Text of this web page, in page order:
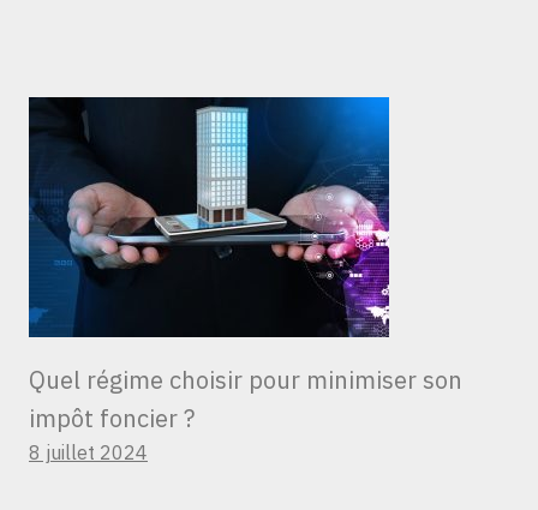
Quel régime choisir pour minimiser son
impôt foncier ?
8 juillet 2024